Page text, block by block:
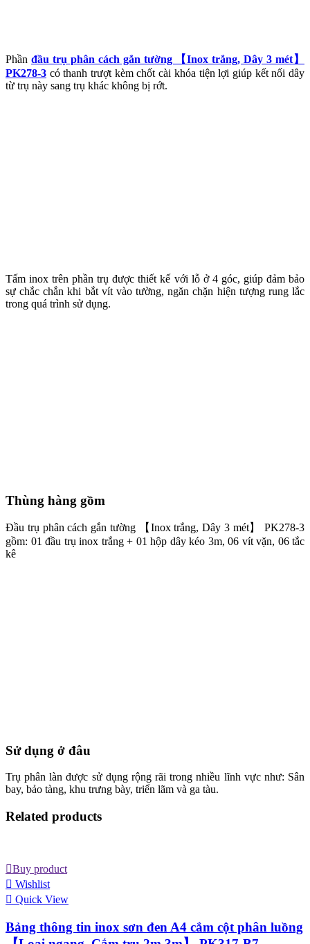
Phần đầu trụ phân cách gắn tường 【Inox trắng, Dây 3 mét】
PK278-3 có thanh trượt kèm chốt cài khóa tiện lợi giúp kết nối dây
từ trụ này sang trụ khác không bị rớt.
Tấm inox trên phần trụ được thiết kế với lỗ ở 4 góc, giúp đảm bảo
sự chắc chắn khi bắt vít vào tường, ngăn chặn hiện tượng rung lắc
trong quá trình sử dụng.
Thùng hàng gồm
Đầu trụ phân cách gắn tường 【Inox trắng, Dây 3 mét】 PK278-3
gồm: 01 đầu trụ inox trắng + 01 hộp dây kéo 3m, 06 vít vặn, 06 tắc
kê
Sử dụng ở đâu
Trụ phân làn được sử dụng rộng rãi trong nhiều lĩnh vực như: Sân
bay, bảo tàng, khu trưng bày, triển lãm và ga tàu.
Related products
Buy product
Wishlist
Quick View
Bảng thông tin inox sơn đen A4 cắm cột phân luồng